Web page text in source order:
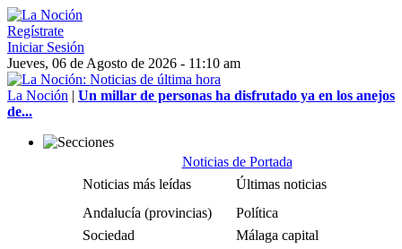
Regístrate
Iniciar Sesión
Jueves, 06 de Agosto de 2026 - 11:10 am
La Noción | Un millar de personas ha disfrutado ya en los anejos
de...
Noticias de Portada
Noticias más leídas
Últimas noticias
Andalucía (provincias)
Política
Sociedad
Málaga capital